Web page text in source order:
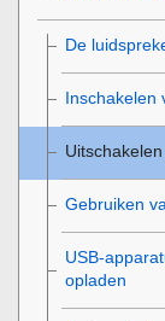
De
Inschakelen
Gebruiken
USB-
opladen